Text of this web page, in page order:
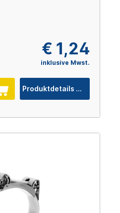
€ 1,24
inklusive Mwst.
Produktdetails